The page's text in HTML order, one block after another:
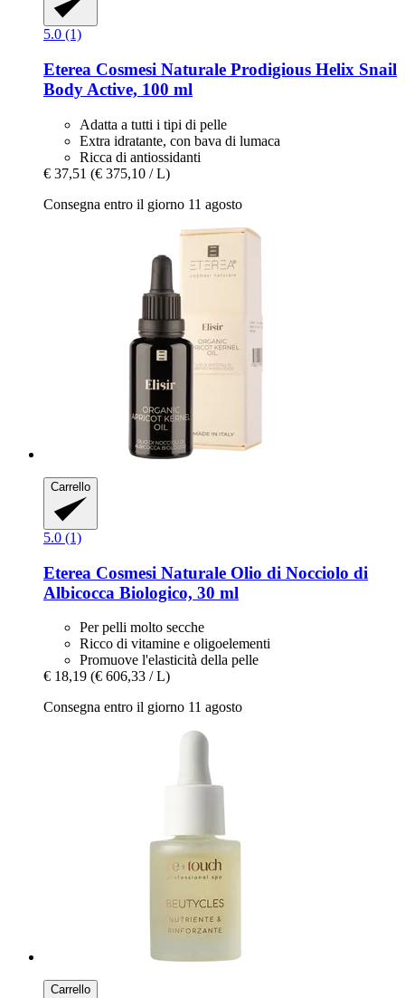
5.0 (1)
Eterea Cosmesi Naturale Prodigious Helix Snail
Body Active, 100 ml
Adatta a tutti i tipi di pelle
Extra idratante, con bava di lumaca
Ricca di antiossidanti
€ 37,51 (€ 375,10 / L)
Consegna entro il giorno 11 agosto
Carrello
5.0 (1)
Eterea Cosmesi Naturale Olio di Nocciolo di
Albicocca Biologico, 30 ml
Per pelli molto secche
Ricco di vitamine e oligoelementi
Promuove l'elasticità della pelle
€ 18,19 (€ 606,33 / L)
Consegna entro il giorno 11 agosto
Carrello